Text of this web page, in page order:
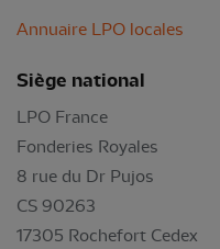
Annuaire LPO locales
Siège national
LPO France
Fonderies Royales
8 rue du Dr Pujos
CS 90263
17305 Rochefort Cedex